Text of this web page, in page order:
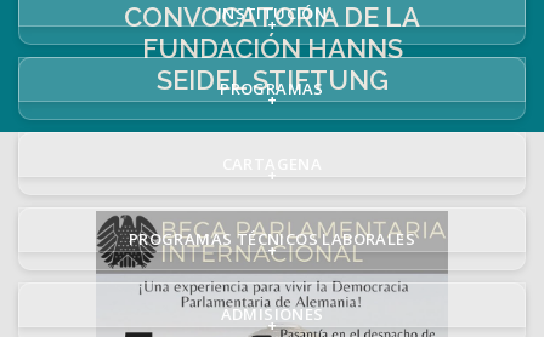
INSTITUCIÓN
+
PROGRAMAS
+
+
PROGRAMAS TÉCNICOS LABORALES
+
ADMISIONES
+
CONVOCATORIA DE LA
FUNDACIÓN HANNS
SEIDEL STIFTUNG